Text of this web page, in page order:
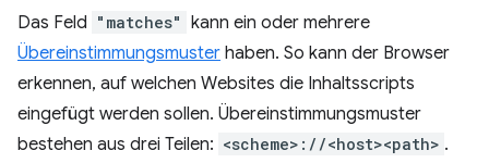
Das Feld "matches" kann ein oder mehrere
Übereinstimmungsmuster haben. So kann der Browser
erkennen, auf welchen Websites die Inhaltsscripts
eingefügt werden sollen. Übereinstimmungsmuster
bestehen aus drei Teilen: <scheme>://<host><path> .